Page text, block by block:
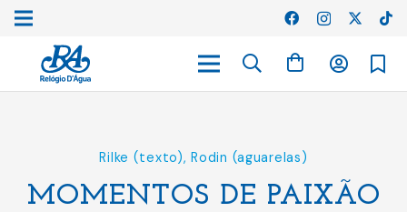
Rilke (texto),Rodin (aguarelas)
MOMENTOS DE PAIXÃO